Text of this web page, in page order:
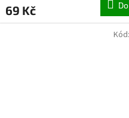
69 Kč
Kód: